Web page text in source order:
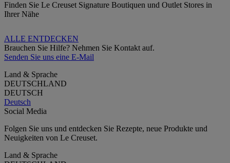
Finden Sie Le Creuset Signature Boutiquen und Outlet Stores in
Ihrer Nähe
ALLE ENTDECKEN
Brauchen Sie Hilfe? Nehmen Sie Kontakt auf.
Senden Sie uns eine E-Mail
Land & Sprache
DEUTSCHLAND
DEUTSCH
Deutsch
Social Media
Folgen Sie uns und entdecken Sie Rezepte, neue Produkte und
Neuigkeiten von Le Creuset.
Land & Sprache